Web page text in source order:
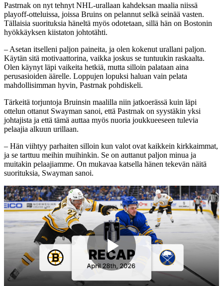
Pastrnak on nyt tehnyt NHL-urallaan kahdeksan maalia niissä
playoff-otteluissa, joissa Bruins on pelannut selkä seinää vasten.
Tällaisia suorituksia häneltä myös odotetaan, sillä hän on Bostonin
hyökkäyksen kiistaton johtotähti.
– Asetan itselleni paljon paineita, ja olen kokenut urallani paljon.
Käytän sitä motivaattorina, vaikka joskus se tuntuukin raskaalta.
Olen käynyt läpi vaikeita hetkiä, mutta silloin palataan aina
perusasioiden äärelle. Loppujen lopuksi haluan vain pelata
mahdollisimman hyvin, Pastrnak pohdiskeli.
Tärkeitä torjuntoja Bruinsin maalilla niin jatkoerässä kuin läpi
ottelun ottanut Swayman sanoi, että Pastrnak on syystäkin yksi
johtajista ja että tämä auttaa myös nuoria joukkueeseen tulevia
pelaajia alkuun urillaan.
– Hän viihtyy parhaiten silloin kun valot ovat kaikkein kirkkaimmat,
ja se tarttuu meihin muihinkin. Se on auttanut paljon minua ja
muitakin pelaajiamme. On mukavaa katsella hänen tekevän näitä
suorituksia, Swayman sanoi.
Play